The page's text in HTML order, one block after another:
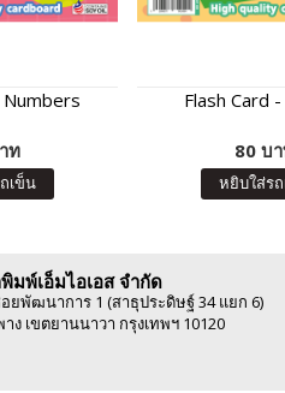
Numbers
ท
เข็น
Flash Card
80 บ
หยิบใส่ร
มพ์เอ็มไอเอส จำกัด
ยพัฒนาการ 1 (สาธุประดิษฐ์ 34 แยก 6)
ง เขตยานนาวา กรุงเทพฯ 10120